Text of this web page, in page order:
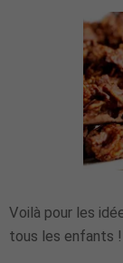
Voilà pour les
tous les enfants !